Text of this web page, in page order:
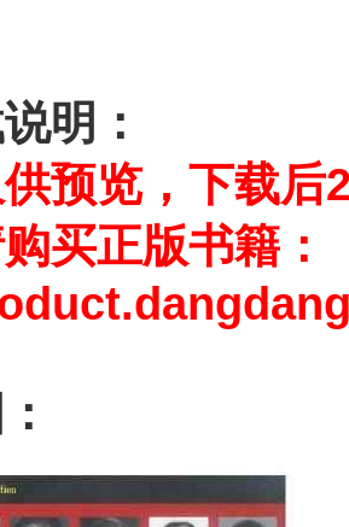
明：
预览，下载
买正版书籍：